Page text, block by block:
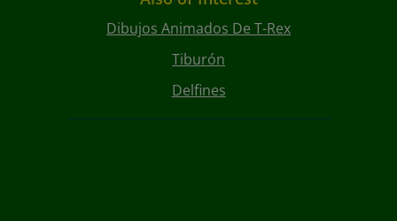
Dibujos Animados De T-Rex
Tiburón
Delfines